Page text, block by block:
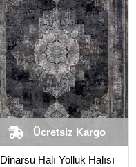
Dinarsu Halı Yolluk Halısı
Ücretsiz Kargo